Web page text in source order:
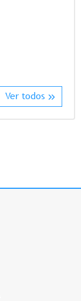
Ver todos